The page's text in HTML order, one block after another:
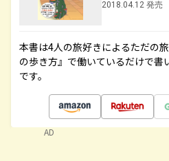
2018.04.12 発売
本書は4人の旅好きによるただの
の歩き方』で働いているだけで
です。
AD